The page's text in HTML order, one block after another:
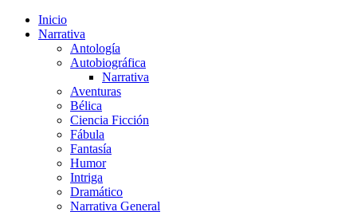
Inicio
Narrativa
Antología
Autobiográfica
Narrativa
Aventuras
Bélica
Ciencia Ficción
Fábula
Fantasía
Humor
Intriga
Dramático
Narrativa General